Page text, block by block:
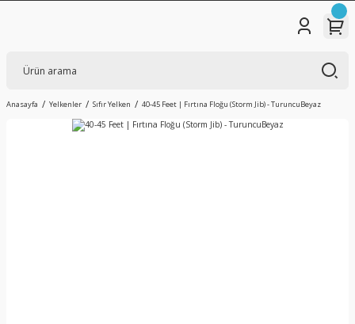
Anasayfa Yelkenler Sıfır Yelken 40-45 Feet | Fırtına Floğu (Storm Jib) - TuruncuBeyaz